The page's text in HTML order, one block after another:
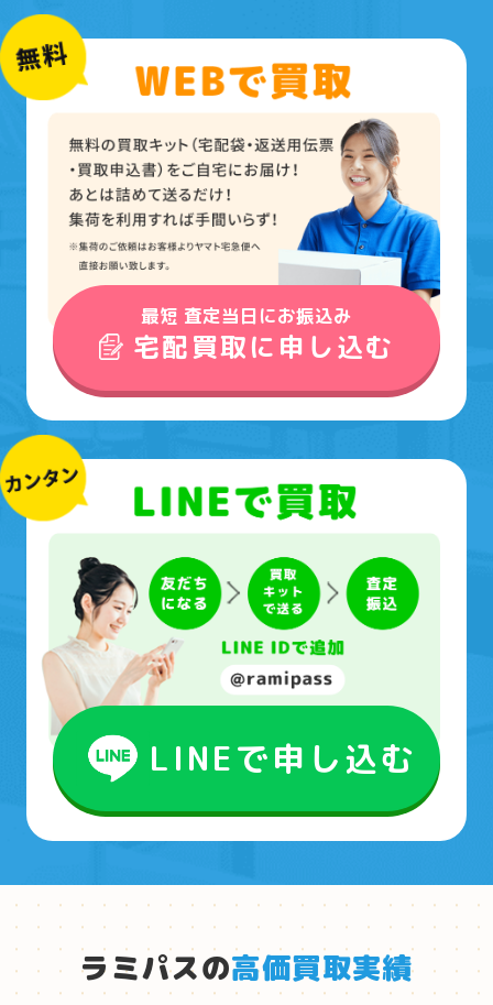
最短 査定当日にお振込み
宅配買取に申し込む
LINEで申し込む
ラミパスの高価買取実績